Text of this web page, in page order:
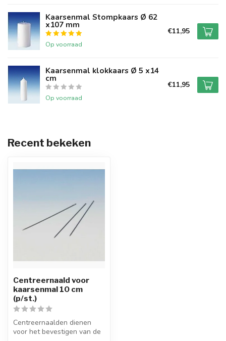
Kaarsenmal Stompkaars Ø 62
x107 mm
Op voorraad
€11,95
Kaarsenmal klokkaars Ø 5 x14
cm
Op voorraad
€11,95
Recent bekeken
Centreernaald voor
kaarsenmal 10 cm
(p/st.)
Centreernaalden dienen
voor het bevestigen van de